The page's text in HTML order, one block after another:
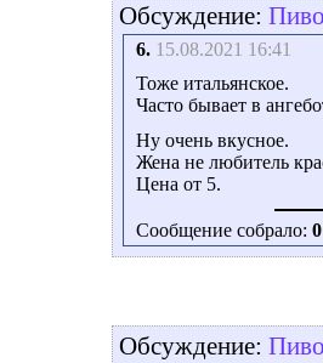
Обсуждение:
6. 15.08.2021 16:41
Тоже итальянское.
Часто бывает в
Ну очень вкусное.
Жена не любитель
Цена от 5.
Сообщение собрало: 0
Обсуждение: